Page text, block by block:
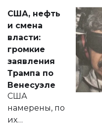
актуальных тем —
от слухов о
политических
реформах до
вопросов армии,
экономики и
личного здоровья.
США, нефть
и смена
власти:
громкие
заявления
Трампа по
Венесуэле
США
намерены, по
их